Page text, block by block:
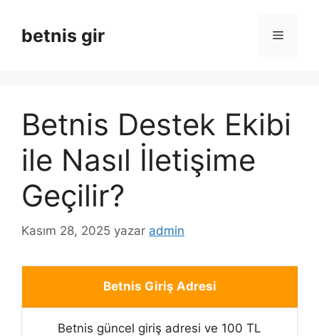
betnis gir Menü
Betnis Destek Ekibi
ile Nasıl İletişime
Geçilir?
Kasım 28, 2025 yazar admin
Betnis Giriş Adresi
Betnis güncel giriş adresi ve 100 TL